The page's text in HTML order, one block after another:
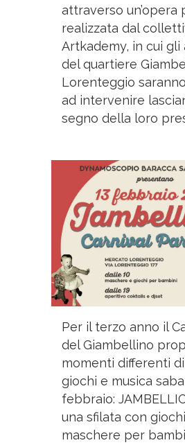
attraverso un’opera
realizzata dal
Artkademy, in cui gli
del quartiere
Lorenteggio
ad intervenire
segno della loro
Per il terzo anno il
del Giambellino
momenti differenti
giochi e musica
febbraio:
una sfilata con
maschere per